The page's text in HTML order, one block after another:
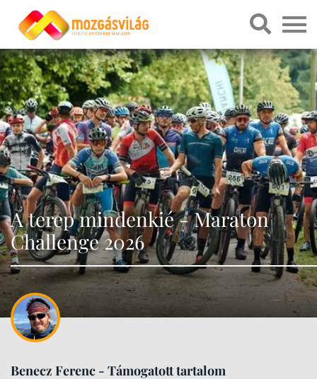
A terep mindenkié - Maraton
Challenge 2026
Benecz Ferenc - Támogatott tartalom